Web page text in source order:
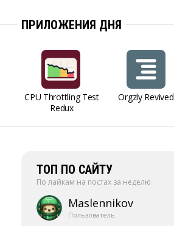
ПРИЛОЖЕНИЯ ДНЯ
CPU Throttling Test
Redux
Orgzly Revived
ТОП ПО САЙТУ
По лайкам на постах за неделю
Maslennikov
Пользователь